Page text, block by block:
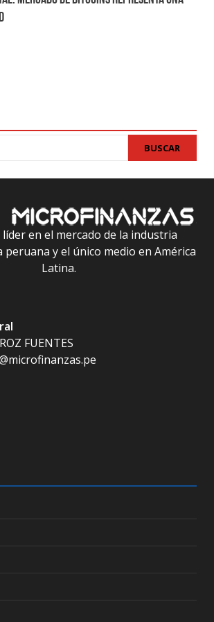
BUSCAR
en el mercado de la industria
peruana y el único medio en América
Latina.
FUENTES